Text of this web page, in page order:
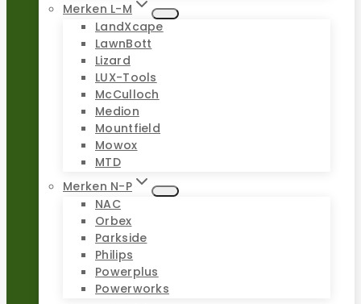
Merken L-M
LandXcape
LawnBott
Lizard
LUX-Tools
McCulloch
Medion
Mountfield
Mowox
MTD
Merken N-P
NAC
Orbex
Parkside
Philips
Powerplus
Powerworks